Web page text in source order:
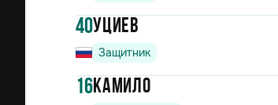
40Уциев
Защитник
16Камило